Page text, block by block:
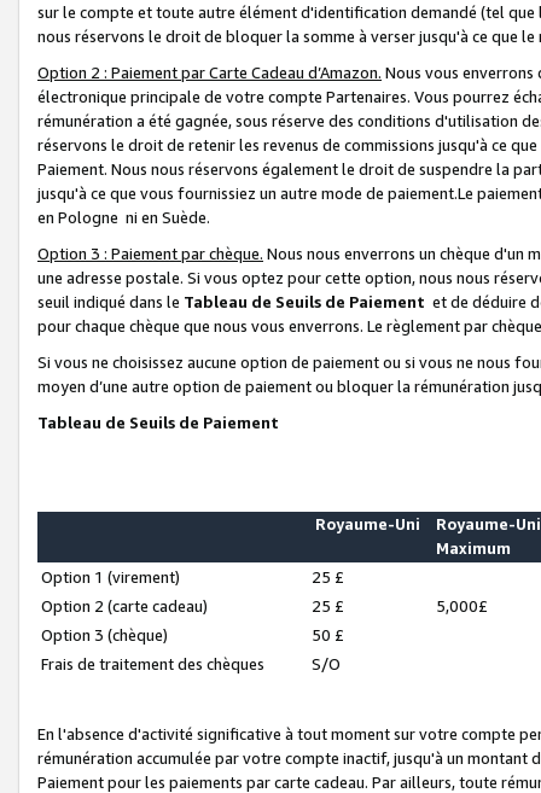
sur le compte et toute autre élément d'identification demandé (tel que
nous réservons le droit de bloquer la somme à verser jusqu'à ce que
Option 2 : Paiement par Carte Cadeau d’Amazon. Nous vous
électronique principale de votre compte Partenaires. Vous pourrez
rémunération a été gagnée, sous réserve des conditions d'utilisation
réservons le droit de retenir les revenus de commissions jusqu'à ce
Paiement. Nous nous réservons également le droit de suspendre la
jusqu'à ce que vous fournissiez un autre mode de paiement.Le
en Pologne ni en Suède.
Option 3 : Paiement par chèque. Nous nous enverrons un chèque d'un
une adresse postale. Si vous optez pour cette option, nous nous
seuil indiqué dans le Tableau de Seuils de Paiement et de déduire
pour chaque chèque que nous vous enverrons. Le règlement par
Si vous ne choisissez aucune option de paiement ou si vous ne nous
moyen d’une autre option de paiement ou bloquer la rémunération
Tableau de Seuils de Paiement
Royaume-Uni
Royaume-Uni
Maximum
Option 1 (virement)
25 £
Option 2 (carte cadeau)
25 £
5,000£
Option 3 (chèque)
50 £
Frais de traitement des chèques
S/O
En l'absence d'activité significative à tout moment sur votre compte
rémunération accumulée par votre compte inactif, jusqu'à un montant
Paiement pour les paiements par carte cadeau. Par ailleurs, toute